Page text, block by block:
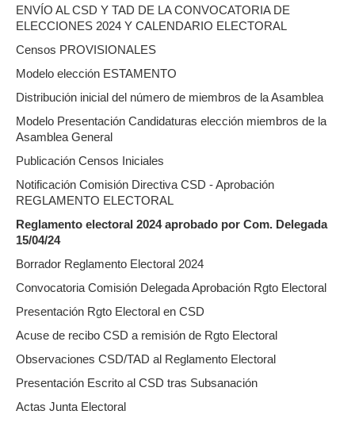
ENVÍO AL CSD Y TAD DE LA CONVOCATORIA DE
ELECCIONES 2024 Y CALENDARIO ELECTORAL
Censos PROVISIONALES
Modelo elección ESTAMENTO
Distribución inicial del número de miembros de la Asamblea
Modelo Presentación Candidaturas elección miembros de la
Asamblea General
Publicación Censos Iniciales
Notificación Comisión Directiva CSD - Aprobación
REGLAMENTO ELECTORAL
Reglamento electoral 2024 aprobado por Com. Delegada
15/04/24
Borrador Reglamento Electoral 2024
Convocatoria Comisión Delegada Aprobación Rgto Electoral
Presentación Rgto Electoral en CSD
Acuse de recibo CSD a remisión de Rgto Electoral
Observaciones CSD/TAD al Reglamento Electoral
Presentación Escrito al CSD tras Subsanación
Actas Junta Electoral